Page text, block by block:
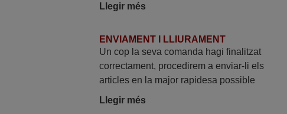
Llegir més
ENVIAMENT I LLIURAMENT
Un cop la seva comanda hagi finalitzat
correctament, procedirem a enviar-li els
articles en la major rapidesa possible
Llegir més